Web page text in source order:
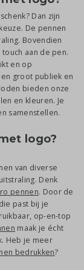
Dan zijn
De pennen
Bovendien
aan de pen.
en op
groot publiek en
bieden onze
en kleuren. Je
samenstellen.
logo?
van diverse
Denk
pennen. Door de
past bij je
op-en-top
maak je écht
Heb je meer
bedrukken?